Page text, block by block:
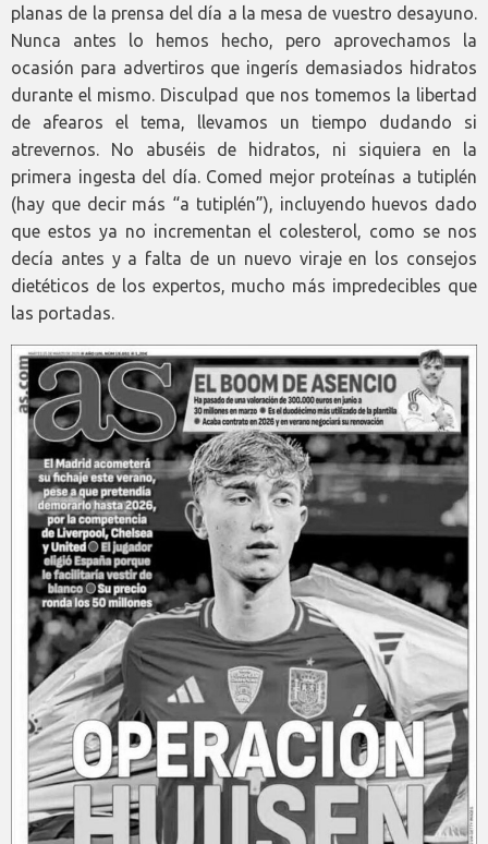
planas de la prensa del día a la mesa de vuestro desayuno.
Nunca antes lo hemos hecho, pero aprovechamos la
ocasión para advertiros que ingerís demasiados hidratos
durante el mismo. Disculpad que nos tomemos la libertad
de afearos el tema, llevamos un tiempo dudando si
atrevernos. No abuséis de hidratos, ni siquiera en la
primera ingesta del día. Comed mejor proteínas a tutiplén
(hay que decir más “a tutiplén”), incluyendo huevos dado
que estos ya no incrementan el colesterol, como se nos
decía antes y a falta de un nuevo viraje en los consejos
dietéticos de los expertos, mucho más impredecibles que
las portadas.